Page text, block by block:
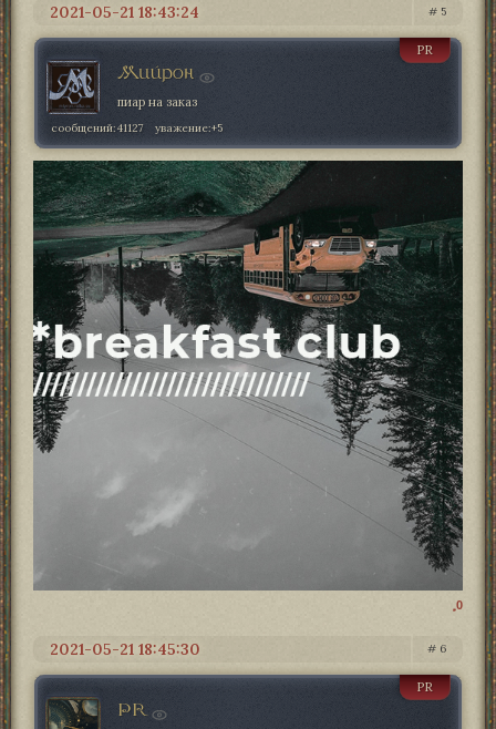
5
2021-05-21 18:43:24
Мийрон
PR
пиар на заказ
сообщений:41127 уважение:+5
0
6
2021-05-21 18:45:30
PR
PR